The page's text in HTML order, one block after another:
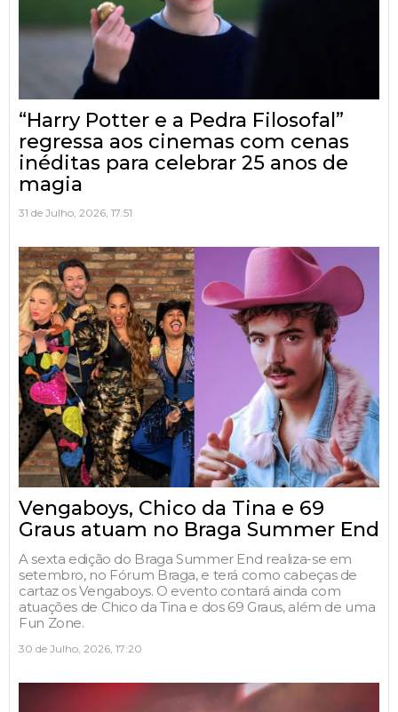
“Harry Potter e a Pedra Filosofal”
regressa aos cinemas com cenas
inéditas para celebrar 25 anos de
magia
31 de Julho, 2026, 17:51
Vengaboys, Chico da Tina e 69
Graus atuam no Braga Summer End
A sexta edição do Braga Summer End realiza-se em
setembro, no Fórum Braga, e terá como cabeças de
cartaz os Vengaboys. O evento contará ainda com
atuações de Chico da Tina e dos 69 Graus, além de uma
Fun Zone.
30 de Julho, 2026, 17:20